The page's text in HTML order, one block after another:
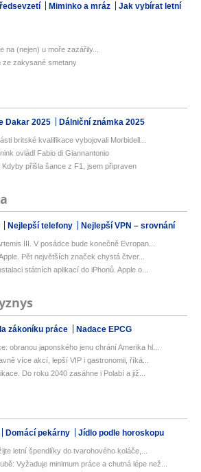
Miminko a mráz
Jak vybírat letní
na (nejen) u moře zazářily...
ze zakysané smetany
Dakar 2025 Dálniční známka 2025
britské kvalifikace vybojovali Morbidell...
ovládl Fabio di Giannantonio
přišla šance z F1, jsem připraven
Nejlepší telefony Nejlepší VPN – srovnání
III. V posádce bude konečně Evropan...
Pět největších značek chystá čtver...
státních aplikací do iPhonů. Apple o...
zákoníku práce Nadace EPCG
obranou japonského jenu chrání Amerika hl...
více akcí, lepší VIP i gastronomii, říká...
Do roku 2040 zasáhne i Polabí a již...
Domácí pekárny Jídlo podle horoskopu
letní špendlíky do tvarohového koláče,...
Vyžaduje minimum práce a chutná lépe než...